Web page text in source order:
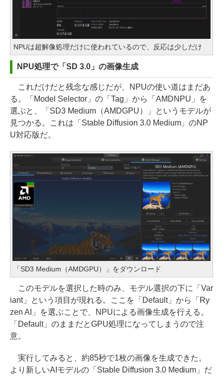
NPUは超解像処理だけに使われているので、反応は少しだけ
NPU処理で「SD 3.0」の画像生成
これだけだと残念な感じだが、NPUの使い道はまだあ
る。「Model Selector」の「Tag」から「AMDNPU」を
選ぶと、「SD3 Medium（AMDGPU）」というモデルが
見つかる。これは「Stable Diffusion 3.0 Medium」のNP
U対応版だ。
「SD3 Medium（AMDGPU）」をダウンロード
このモデルを選択した時のみ、モデル選択の下に「Var
iant」という項目が現れる。ここを「Default」から「Ry
zen AI」を選ぶことで、NPUによる画像生成を行える。
「Default」のままだとGPU処理になってしまうので注
意。
実行してみると、約85秒で1枚の画像を生成できた。
より新しいAIモデルの「Stable Diffusion 3.0 Medium」だ